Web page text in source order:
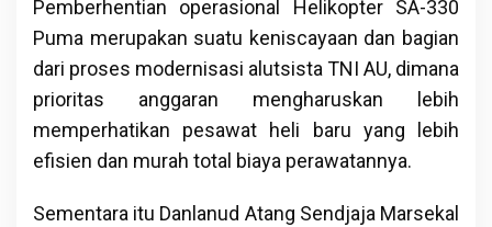
Pemberhentian operasional Helikopter SA-330
Puma merupakan suatu keniscayaan dan bagian
dari proses modernisasi alutsista TNI AU, dimana
prioritas anggaran mengharuskan lebih
memperhatikan pesawat heli baru yang lebih
efisien dan murah total biaya perawatannya.
Sementara itu Danlanud Atang Sendjaja Marsekal